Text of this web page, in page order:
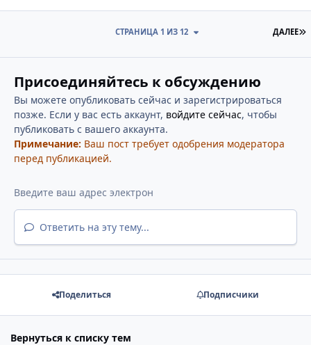
ДАЛЕЕ
СТРАНИЦА 1 ИЗ 12
Присоединяйтесь к обсуждению
Вы можете опубликовать сейчас и зарегистрироваться
позже. Если у вас есть аккаунт, войдите сейчас, чтобы
публиковать с вашего аккаунта.
Примечание: Ваш пост требует одобрения модератора
перед публикацией.
Ответить на эту тему...
Поделиться Подписчики
Вернуться к списку тем